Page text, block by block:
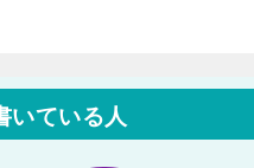
いている人